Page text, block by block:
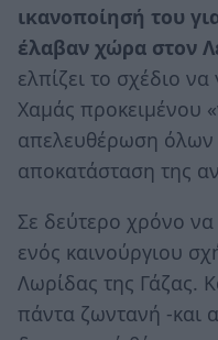
ικανοποίησή του
έλαβαν χώρα στον
ελπίζει το σχέδιο
Χαμάς προκειμένου
απελευθέρωση
αποκατάσταση της
Σε δεύτερο χρόνο
ενός καινούργιου
Λωρίδας της Γάζας.
πάντα ζωντανή -και